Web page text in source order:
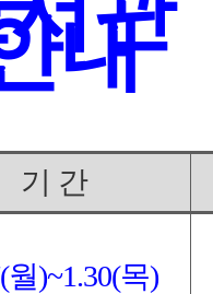
내
기 간
월)~1.30(목)